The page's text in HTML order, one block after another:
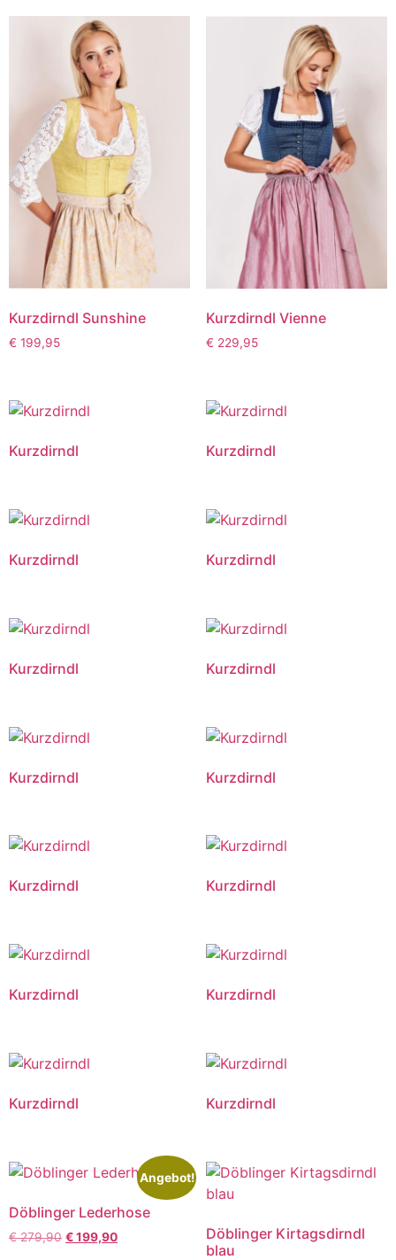
Kurzdirndl Sunshine
€ 199,95
Kurzdirndl Vienne
€ 229,95
Kurzdirndl Kurzdirndl
Kurzdirndl Kurzdirndl
Kurzdirndl Kurzdirndl
Kurzdirndl Kurzdirndl
Kurzdirndl Kurzdirndl
Kurzdirndl Kurzdirndl
Kurzdirndl Kurzdirndl
Angebot!
Döblinger Lederhose
€279,90 €199,90
Döblinger Kirtagsdirndl
blau